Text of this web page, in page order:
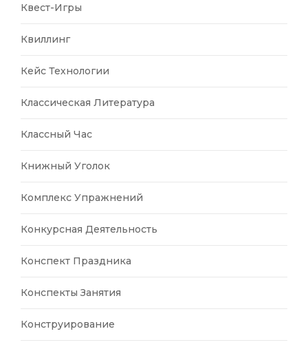
Квест-Игры
Квиллинг
Кейс Технологии
Классическая Литература
Классный Час
Книжный Уголок
Комплекс Упражнений
Конкурсная Деятельность
Конспект Праздника
Конспекты Занятия
Конструирование